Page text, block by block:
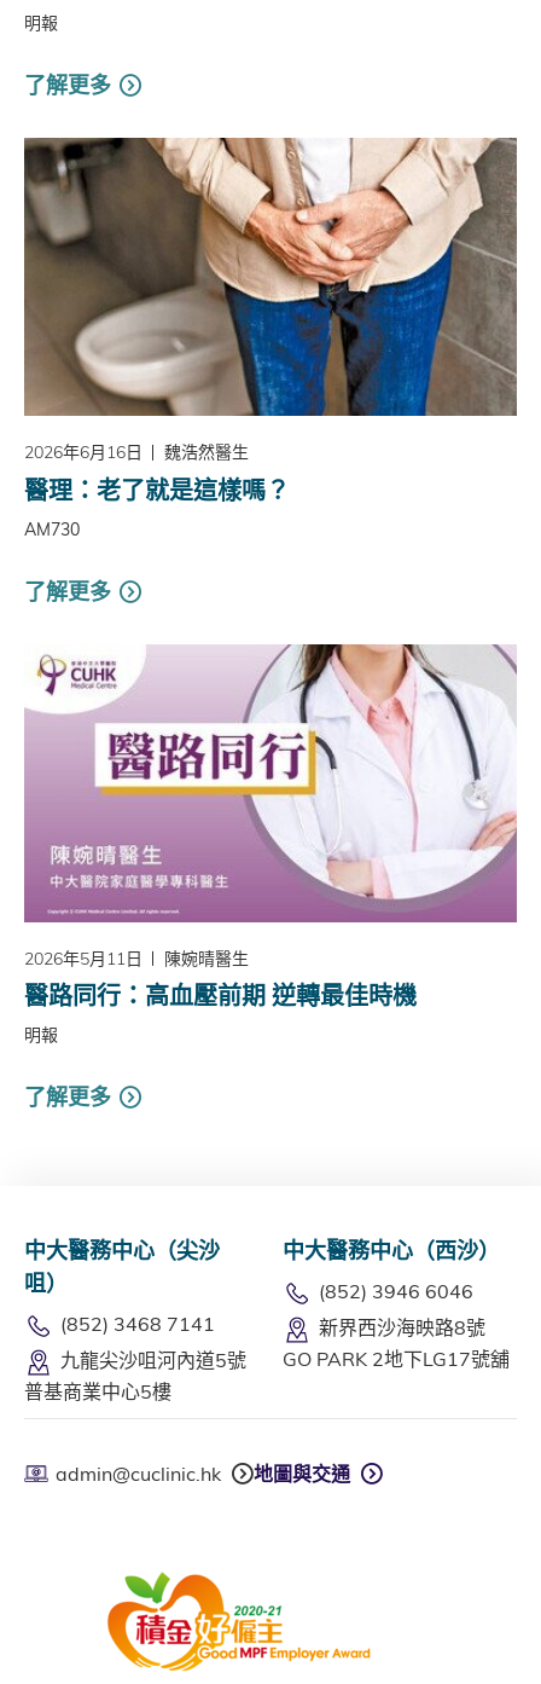
明報
了解更多
2026年6月16日 魏浩然醫生
醫理：老了就是這樣嗎？
AM730
了解更多
2026年5月11日 陳婉晴醫生
醫路同行：高血壓前期 逆轉最佳時機
明報
了解更多
中大醫務中心（尖沙
咀）
(852) 3468 7141
九龍尖沙咀河內道5號
普基商業中心5樓
中大醫務中心（西沙）
(852) 3946 6046
新界西沙海映路8號
GO PARK 2地下LG17號舖
admin@cuclinic.hk 地圖與交通